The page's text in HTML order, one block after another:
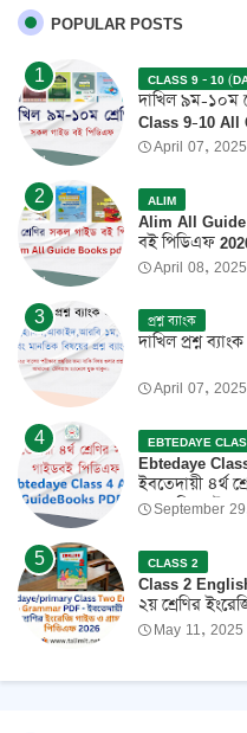
POPULAR POSTS
CLASS 9 - 10
দাখিল ৯ম-১০ম
Class 9-10 All
April 07, 2025
ALIM
Alim All Guide
বই পিডিএফ
April 08, 2025
প্রশ্ন ব্যাংক
দাখিল প্রশ্ন
April 07, 2025
EBTEDAYE
Ebtedaye
ইবতেদায়ী ৪র্থ
2026 ফ্রি
September
CLASS 2
Class 2
২য় শ্রেণির
May 11, 2025